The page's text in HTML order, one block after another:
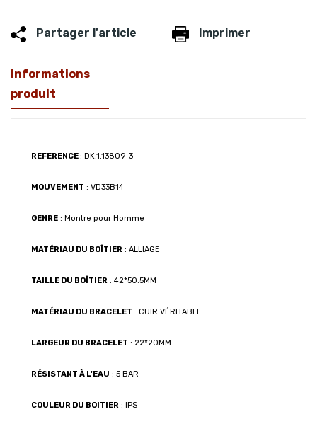
Partager l'article Imprimer
Informations
produit
REFERENCE : DK.1.13809-3
MOUVEMENT : VD33B14
GENRE : Montre pour Homme
MATÉRIAU DU BOÎTIER : ALLIAGE
TAILLE DU BOÎTIER : 42*50.5MM
MATÉRIAU DU BRACELET : CUIR VÉRITABLE
LARGEUR DU BRACELET : 22*20MM
RÉSISTANT À L'EAU : 5 BAR
COULEUR DU BOITIER : IPS